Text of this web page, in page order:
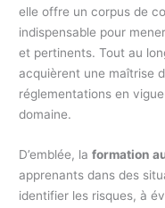
elle offre un corpus de
indispensable pour
et pertinents. Tout au
acquièrent une maîtrise
réglementations en
domaine.
D’emblée, laformation
apprenants dans des
identifier les risques, à